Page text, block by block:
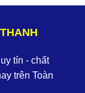
tín - chất
trên Toàn